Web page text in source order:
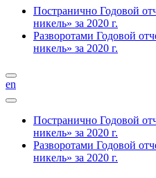
Постранично Годовой
никель» за 2020 г.
Разворотами Годовой
никель» за 2020 г.
en
Постранично Годовой
никель» за 2020 г.
Разворотами Годовой
никель» за 2020 г.